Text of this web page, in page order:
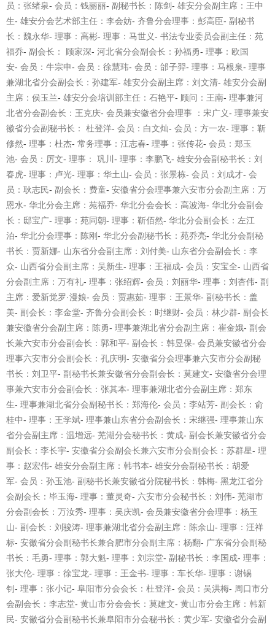
员：张绪泉- 会员：钱丽丽- 副秘书长：陈剑- 雄安分会副主席：王中
生- 雄安分会艺术部主任：李会妨- 齐鲁分会理事：彭高臣- 副秘书
长：魏永华- 理事：高彬- 理事：马世义- 书法专业委员会副主任：苑
福乔- 副会长： 顾家深- 河北省分会副会长：孙福勇- 理事：欧国
安- 会员：牛宗申- 会员：徐慧玮- 会员：邰子羿- 理事：马根泉- 理事
兼湖北省分会副会长：孙建军- 雄安分会副主席：刘文清- 雄安分会副
主席：侯玉兰- 雄安分会培训部主任：石艳平- 顾问：王南- 理事兼河
北省分会副会长：王克庆- 会员兼安徽省分会理事 ：宋广义- 理事兼安
徽省分会副秘书长：
杜登洋- 会员：白文灿- 会员：方一农- 理事：靳
修然- 理事：杜杰- 常务理事：江志春- 理事：张传花- 会员：郑玉
池- 会员：厉文- 理事： 巩川 - 理事：李鹏飞- 雄安分会副秘书长 ：刘
春虎- 理事：卢光- 理事：华土山- 会员：张景栋- 会员：刘成才- 会
员：耿志民- 副会长：费童- 安徽省分会理事兼六安市分会副主席：万
恩水- 华北分会主席：苑福乔- 华北分会会长：高波海- 华北分会副会
长：邸宝广- 理事：苑同朝- 理事：靳佰然- 华北分会副会长：左江
泊- 华北分会理事：陈刚- 华北分会副秘书长：苑乔亮- 华北分会副秘
书长：贾新娜- 山东省分会副主席：刘付美- 山东省分会副会长：李
众- 山西省分会副主席：吴新生- 理事：王福成- 会员：安宝全- 山西省
分会副主席：万有礼- 理事：张绍辉- 会员：刘丽华- 理事：刘杏伟- 副
主席：爱新觉罗·漫娘- 会员：贾惠茹- 理事：王景华- 副秘书长：盖
美- 副会长：李金堂- 齐鲁分会副会长：时继财- 会员：林少群- 副会长
兼安徽省分会副主席：陈勇- 理事兼湖北省分会副主席：崔金娥- 副会
长兼六安市分会副会长：郭和平- 副会长：韩昱保- 会员兼安徽省分会
理事六安市分会副会长：孔庆明- 安徽省分会理事兼六安市分会副秘
书长：刘卫平- 副秘书长兼安徽省分会副会长：莫建文- 安徽省分会理
事兼六安市分会副会长：张其本- 理事兼湖北省分会副主席：郑东
生- 理事兼湖北省分会副秘书长：郑海伦- 会员：李站芳- 副会长：俞
桂中- 理事：王学斌- 理事兼山东省分会副会长：宋继强- 理事兼山东
省分会副主席：温增远- 芜湖分会秘书长：黄成- 副会长兼安徽省分会
副会长：李长宇- 安徽省分会副会长兼六安市分会副会长：苏群星- 理
事：赵宏伟- 雄安分会副主席：韩书本- 雄安分会副秘书长：胡爱
军- 会员：孙玉池- 副秘书长兼安徽省分院秘书长：韩梅- 黑龙江省分
会副会长：毕玉海- 理事：董灵奇- 六安市分会秘书长：刘伟- 芜湖市
分会副会长：万汝秀- 理事：吴庆凯- 会员兼安徽省分会理事：杨玉
山- 副会长：刘骏涛- 理事兼湖北省分会副主席：陈余山- 理事：汪祥
标- 安徽省分会副秘书长兼合肥市分会副主席：杨翻- 广东省分会副秘
书长：毛勇- 理事：郭大魁- 理事：刘宗堂- 副秘书长：李国成- 理事：
张大伦- 理事：徐宝龙- 理事：王金书- 理事：车长华- 理事：谢锡
钊- 理事：张小记- 阜阳市分会会长：杜登洋- 会员：吴洪梅- 周口市分
会副会长：李志堂- 黄山市分会会长：莫建文- 黄山市分会主席：韩新
民- 安徽省分会副秘书长兼阜阳市分会秘书长：黄少军- 安徽省分会副